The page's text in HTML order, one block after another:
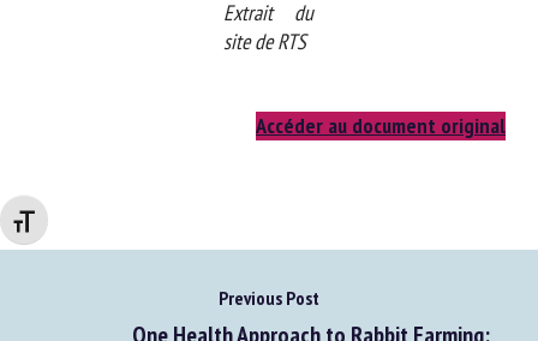
Changer la taille de la police